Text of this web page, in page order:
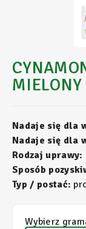
MIELONY
Nadaje się dla
Nadaje się dla
Rodzaj uprawy:
Sposób
Typ / postać:
Wybierz